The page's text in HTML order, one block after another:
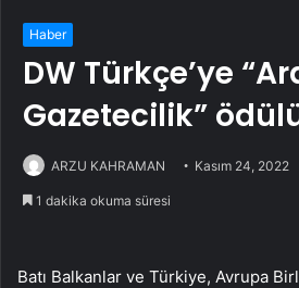
Haber
DW Türkçe’ye
Gazetecilik”
ARZU KAHRAMAN Kasım 24, 2022
1 dakika okuma süresi
Batı Balkanlar ve Türkiye, Avrupa